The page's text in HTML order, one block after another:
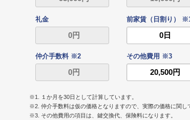
礼金 前家賃（日割り）
仲介手数料 ※2
その他費用 ※3
※1. １か月を30日として計算しています。
※2. 仲介手数料は仮の価格となりますので、実際の価格に関し
※3. その他費用の項目は、鍵交換代、保険料になります。